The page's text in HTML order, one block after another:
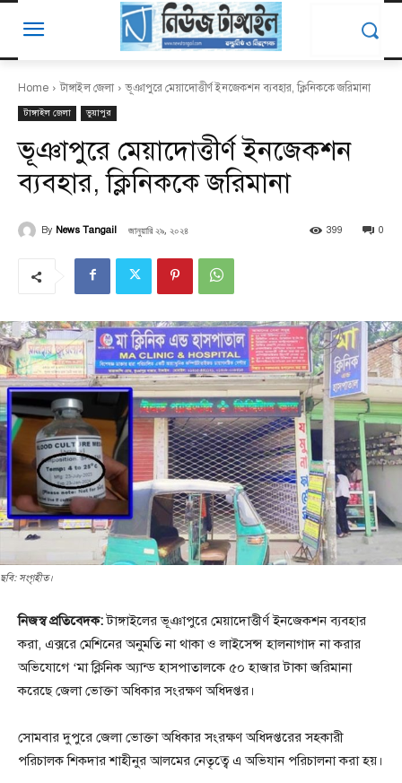
Home টাঙ্গাইল জেলা ভূঞাপুরে মেয়াদোত্তীর্ণ ইনজেকশন ব্যবহার, ক্লিনিককে জরিমানা
টাঙ্গাইল জেলা ভুয়াপুর
ভূঞাপুরে মেয়াদোত্তীর্ণ ইনজেকশন
ব্যবহার, ক্লিনিককে জরিমানা
By News Tangail জানুয়ারি ২৯, ২০২৪ 0
399
ছবি: সংগৃহীত।
নিজস্ব প্রতিবেদক:টাঙ্গাইলের ভূঞাপুরে মেয়াদোত্তীর্ণ ইনজেকশন ব্যবহার
করা, এক্সরে মেশিনের অনুমতি না থাকা ও লাইসেন্স হালনাগাদ না করার
অভিযোগে ‘মা ক্লিনিক অ্যান্ড হাসপাতালকে ৫০ হাজার টাকা জরিমানা
করেছে জেলা ভোক্তা অধিকার সংরক্ষণ অধিদপ্তর।
সোমবার দুপুরে জেলা ভোক্তা অধিকার সংরক্ষণ অধিদপ্তরের সহকারী
পরিচালক শিকদার শাহীনুর আলমের নেতৃত্বে এ অভিযান পরিচালনা করা হয়।